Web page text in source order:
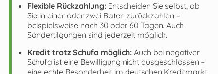
Flexible Rückzahlung:Entscheiden Sie selbst, ob
Sie in einer oder zwei Raten zurückzahlen –
beispielsweise nach 30 oder 60 Tagen. Auch
Sondertilgungen sind jederzeit möglich.
Kredit trotz Schufa möglich:Auch bei negativer
Schufa ist eine Bewilligung nicht ausgeschlossen –
eine echte Besonderheit im deutschen Kreditmarkt.